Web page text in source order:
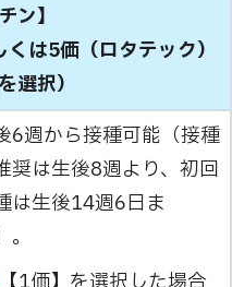
ン】
は5価（ロタテック）
選択）
6週から接種可能（接種
奨は生後8週より、初回
は生後14週6日ま